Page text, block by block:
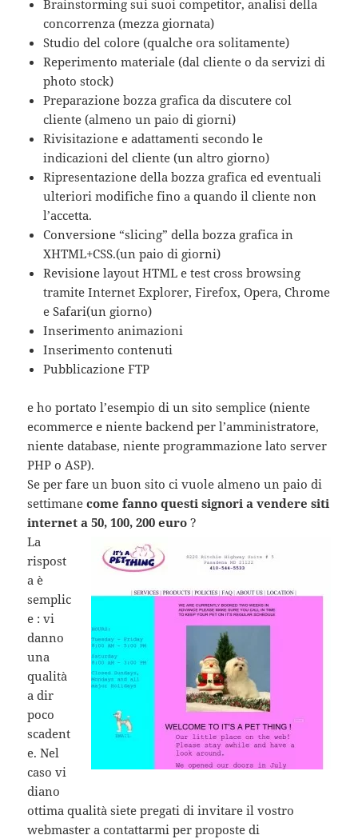
Brainstorming sui suoi competitor, analisi della
concorrenza (mezza giornata)
Studio del colore (qualche ora solitamente)
Reperimento materiale (dal cliente o da servizi di
photo stock)
Preparazione bozza grafica da discutere col
cliente (almeno un paio di giorni)
Rivisitazione e adattamenti secondo le
indicazioni del cliente (un altro giorno)
Ripresentazione della bozza grafica ed eventuali
ulteriori modifiche fino a quando il cliente non
l’accetta.
Conversione “slicing” della bozza grafica in
XHTML+CSS.(un paio di giorni)
Revisione layout HTML e test cross browsing
tramite Internet Explorer, Firefox, Opera, Chrome
e Safari(un giorno)
Inserimento animazioni
Inserimento contenuti
Pubblicazione FTP
e ho portato l’esempio di un sito semplice (niente
ecommerce e niente backend per l’amministratore,
niente database, niente programmazione lato server
PHP o ASP).
Se per fare un buon sito ci vuole almeno un paio di
settimanecome fanno questi signori a vendere siti
internet a 50, 100, 200 euro ?
La
rispost
a è
semplic
e : vi
danno
una
qualità
a dir
poco
scadent
e. Nel
caso vi
diano
ottima qualità siete pregati di invitare il vostro
webmaster a contattarmi per proposte di